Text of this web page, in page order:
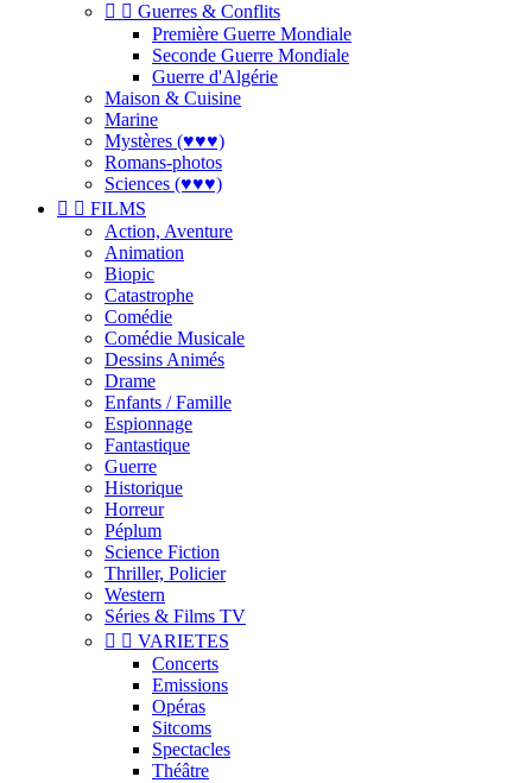
  Guerres & Conflits
Première Guerre Mondiale
Seconde Guerre Mondiale
Guerre d'Algérie
Maison & Cuisine
Marine
Mystères (♥♥♥)
Romans-photos
Sciences (♥♥♥)
  FILMS
Action, Aventure
Animation
Biopic
Catastrophe
Comédie
Comédie Musicale
Dessins Animés
Drame
Enfants / Famille
Espionnage
Fantastique
Guerre
Historique
Horreur
Péplum
Science Fiction
Thriller, Policier
Western
Séries & Films TV
  VARIETES
Concerts
Emissions
Opéras
Sitcoms
Spectacles
Théâtre